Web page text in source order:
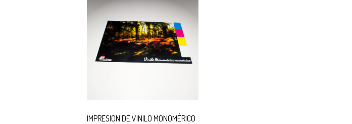
IMPRESION DE VINILO MONOMÉRICO